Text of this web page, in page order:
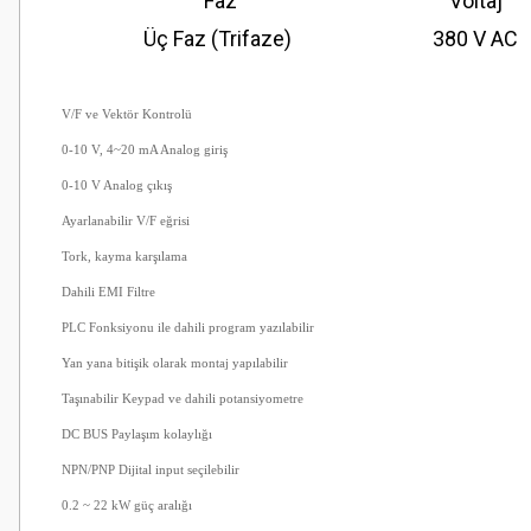
Üç Faz (Trifaze)
380 V AC
V/F ve Vektör Kontrolü
0-10 V, 4~20 mA Analog giriş
0-10 V Analog çıkış
Ayarlanabilir V/F eğrisi
Tork, kayma karşılama
Dahili EMI Filtre
PLC Fonksiyonu ile dahili program yazılabilir
Yan yana bitişik olarak montaj yapılabilir
Taşınabilir Keypad ve dahili potansiyometre
DC BUS Paylaşım kolaylığı
NPN/PNP Dijital input seçilebilir
0.2 ~ 22 kW güç aralığı